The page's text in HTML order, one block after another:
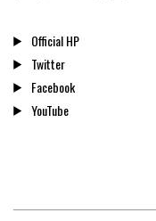
Official HP
Twitter
Facebook
YouTube